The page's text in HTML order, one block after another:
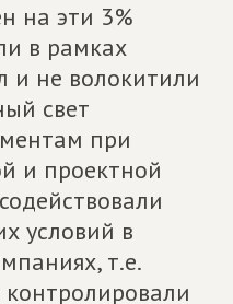
на эти 3%
в рамках
и не волокитили
свет
при
и проектной
условий в
т.е.